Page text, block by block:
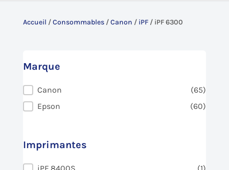
Accueil /Consommables/Canon / iPF/ iPF 6300
Marque
Marque
Canon
(65)
Epson
(60)
Imprimantes